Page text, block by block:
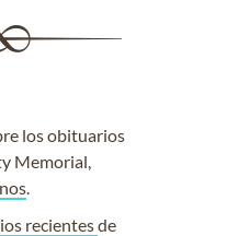
los obituarios
Memorial,
.
recientesde